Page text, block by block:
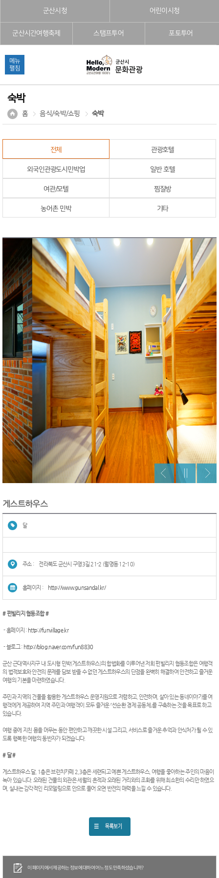
군산시청 어린이시청
군산시간여행축제 스탬프투어 포토투어
메뉴
펼침
숙박
홈 음식/숙박/쇼핑 숙박
전체 관광호텔
외국인관광도시민박업 일반 호텔
여관/모텔 찜질방
농어촌 민박 기타
게스트하우스
달
주소 : 전라북도 군산시 구영3길 21-2 (월명동 12-10)
홈페이지 : http://www.gunsandal.kr/
# 펀빌리지 협동조합 #
- 홈페이지 : http://funvillage.kr
- 블로그 : http://blog.naver.com/fun8830
군산 근대역사지구 내 도시형 민박(게스트하우스)의 합법화를 이루어낸 저희 펀빌리지 협동조합은 여행객
의 법적보호와 안전의 문제를 담보 받을 수 없던 게스트하우스의 단점을 완벽히 해결하여 안전하고 즐거운
여행의 기본을 마련하였습니다.
주민과 지역의 건물을 활용한 게스트하우스 운영지원으로 저렴하고, 안전하며, 살아 있는 동네이야기를 여
행객에게 제공하여 지역 주민과 여행객이 모두 즐거운 『선순환 경제 공동체』를 구축하는 것을 목표로 하고
있습니다.
여행 중에 지친 몸을 머무는 동안 편안하고 깨끗한 시설 그리고, 서비스로 즐거운 추억과 안식처가 될 수 있
도록 행복한 여행의 동반자가 되겠습니다.
# 달 #
게스트하우스 달, 1층은 브런치카페 2,3층은 세련되고 예쁜 게스트하우스, 여행을 좋아하는 주인의 마음이
녹아 있습니다. 오래된 건물의 외관은 세월의 흔적과 오래된 거리와의 조화를 위해 최소한의 수리만 하였으
며, 실내는 감각적인 리모델링으로 안으로 들어 오면 반전의 매력을 느낄 수 있습니다.
이 페이지에서 제공하는 정보에 대하여 어느 정도 만족하셨습니까?